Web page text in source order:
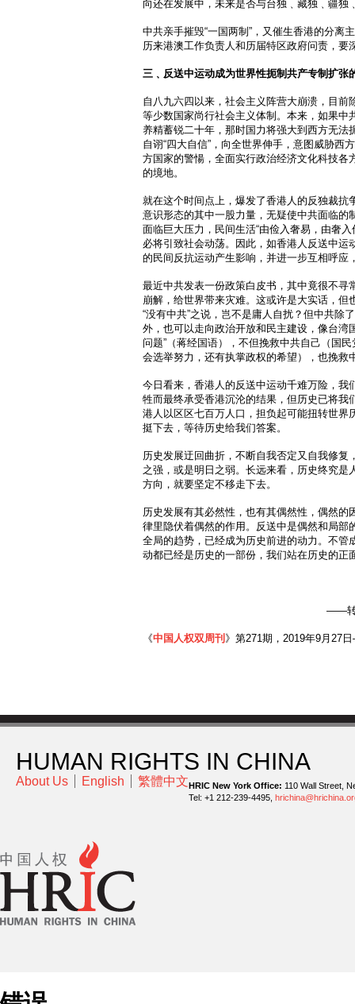
向还在发展中，未来是否与台独﹑藏独﹑疆独
中共亲手摧毁“一国两制”，又催生香港的分离
历来港澳工作负责人和历届特区政府问责，要
三﹑反送中运动成为世界性扼制共产专制扩张
自八九六四以来，社会主义阵营大崩溃，目前
等少数国家尚行社会主义体制。本来，如果中
养精蓄锐二十年，那时国力将强大到西方无法
自诩“四大自信”，向全世界伸手，意图威胁西
方国家的警愓，全面实行政治经济文化科技各
的境地。
就在这个时间点上，爆发了香港人的反独裁抗
意识形态的其中一股力量，无疑使中共面临的
面临巨大压力，民间生活“由俭入奢易，由奢
必将引致社会动荡。因此，如香港人反送中运
的民间反抗运动产生影响，并进一步互相呼应
最近中共发表一份政策白皮书，其中竟很不寻
崩解，给世界带来灾难。这或许是大实话，但
“没有中共”之说，岂不是庸人自扰？但中共除
外，也可以走向政治开放和民主建设，像台湾
问题”（蒋经国语），不但挽救中共自己（国
会选举努力，还有执掌政权的希望），也挽救
今日看来，香港人的反送中运动千难万险，我
牲而最终承受香港沉沦的结果，但历史已将我
港人以区区七百万人口，担负起可能扭转世界
挺下去，等待历史给我们答案。
历史发展迂回曲折，不断自我否定又自我修复
之强，或是明日之弱。长远来看，历史终究是
方向，就要坚定不移走下去。
历史发展有其必然性，也有其偶然性，偶然的
律里隐伏着偶然的作用。反送中是偶然和局部
全局的趋势，已经成为历史前进的动力。不管
动都已经是历史的一部份，我们站在历史的正
——
《中国人权双周刊 》第271期，2019年9月27
HUMAN RIGHTS IN CHINA
About Us English 繁體中文HRIC New York Office: 110 Wall Street,
Tel: +1 212-239-4495,